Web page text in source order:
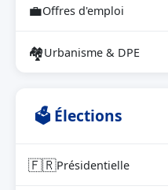
💼Offres d'emploi
🏘Urbanisme & DPE
🗳 Élections
🇫🇷Présidentielle